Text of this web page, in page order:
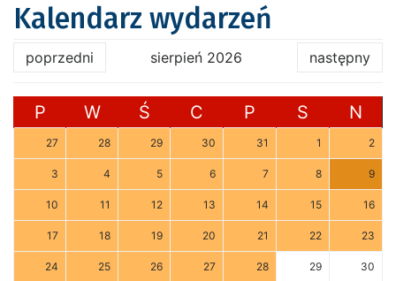
Kalendarz wydarzeń
poprzedni sierpień 2026 następny
P W Ś C P S N
27 28 29 30 31 1 2
3 4 5 6 7 8 9
10 11 12 13 14 15 16
17 18 19 20 21 22 23
24 25 26 27 28 29 30